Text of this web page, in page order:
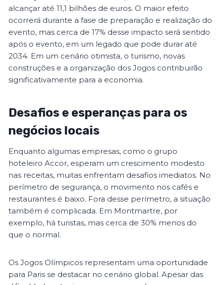
alcançar até 11,1 bilhões de euros. O maior efeito
ocorrerá durante a fase de preparação e realização do
evento, mas cerca de 17% desse impacto será sentido
após o evento, em um legado que pode durar até
2034. Em um cenário otimista, o turismo, novas
construções e a organização dos Jogos contribuirão
significativamente para a economia.
Desafios e esperanças para os
negócios locais
Enquanto algumas empresas, como o grupo
hoteleiro Accor, esperam um crescimento modesto
nas receitas, muitas enfrentam desafios imediatos. No
perímetro de segurança, o movimento nos cafés e
restaurantes é baixo. Fora desse perímetro, a situação
também é complicada. Em Montmartre, por
exemplo, há turistas, mas cerca de 30% menos do
que o normal.
Os Jogos Olímpicos representam uma oportunidade
para Paris se destacar no cenário global. Apesar das